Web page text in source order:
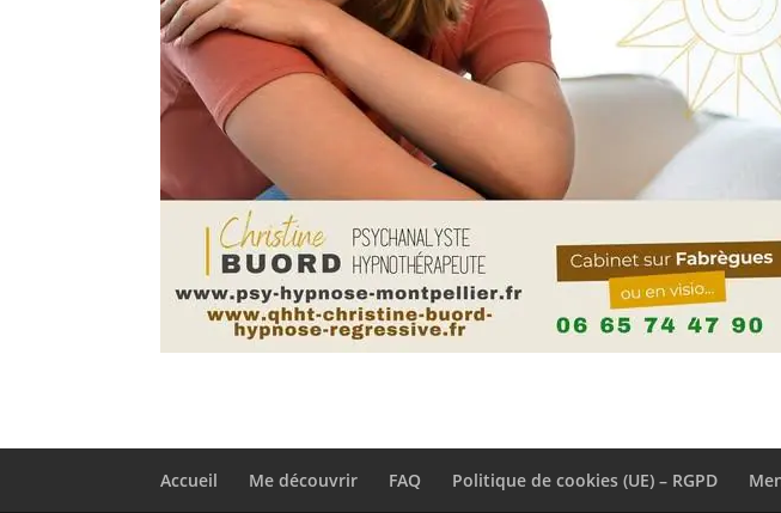
Accueil Me découvrir FAQ Politique de cookies (UE) – RGPD